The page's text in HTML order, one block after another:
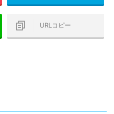
URLコピー